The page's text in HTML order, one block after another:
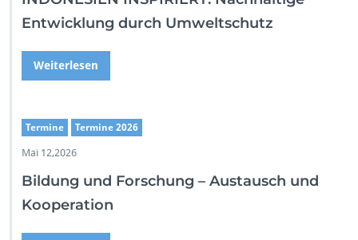
Entwicklung durch Umweltschutz
Weiterlesen
Termine Termine 2026
Mai 12,2026
Bildung und Forschung – Austausch und
Kooperation